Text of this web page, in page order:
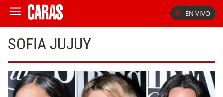
EN VIVO
SOFIA JUJUY